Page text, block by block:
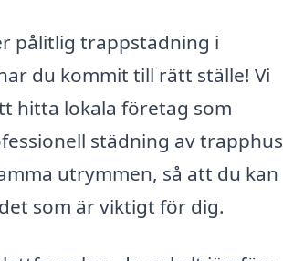
pålitlig trappstädning i
du kommit till rätt ställe! Vi
hitta lokala företag som
städning av trapphus
utrymmen, så att du kan
som är viktigt för dig.